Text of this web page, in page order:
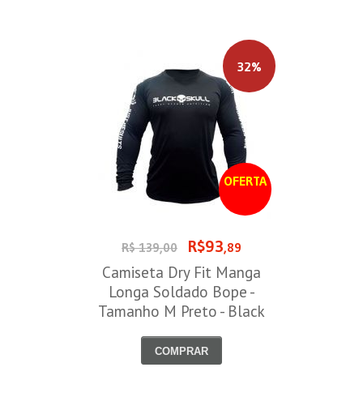
OFERTA
32%
R$ 139,00 R$93,89
Camiseta Dry Fit Manga
Longa Soldado Bope -
Tamanho M Preto - Black
COMPRAR